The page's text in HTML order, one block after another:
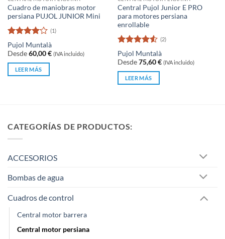
Cuadro de maniobras motor
persiana PUJOL JUNIOR Mini
Valorado
con4 de
5
(1)
Pujol Muntalà
Desde 60,00€ (IVA incluido)
LEER MÁS
Central Pujol Junior E PRO
para motores persiana
enrollable
Valorado
con4.5
de 5
(2)
Pujol Muntalà
Desde 75,60€ (IVA incluido)
LEER MÁS
CATEGORÍAS DE PRODUCTOS:
ACCESORIOS
Bombas de agua
Cuadros de control
Central motor barrera
Central motor persiana